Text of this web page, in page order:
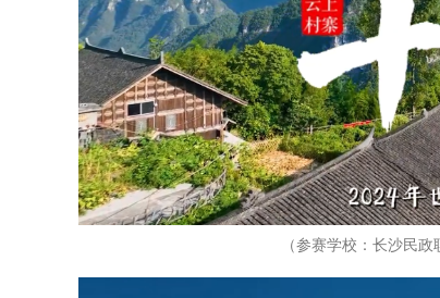
（参赛学校：长沙民